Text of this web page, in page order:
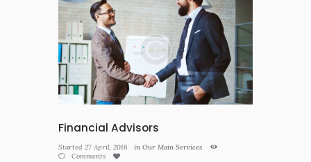
Financial Advisors
Started 27 April, 2016 in Our Main Services
Comments